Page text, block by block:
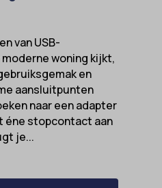
van USB-
woning kijkt,
en
aansluitpunten
naar een adapter
éne stopcontact aan
je...